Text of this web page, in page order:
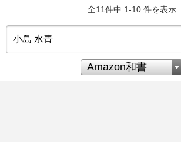
全11件中 1-10 件を表示